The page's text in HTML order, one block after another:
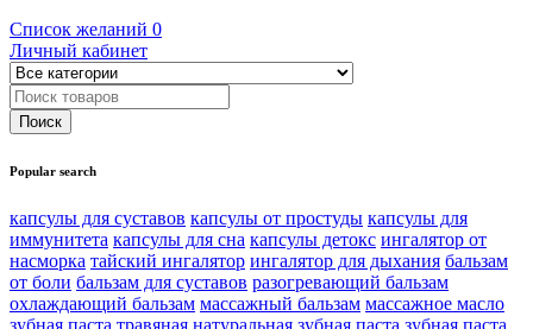
Список желаний 0
Личный кабинет
Popular search
капсулы для суставов капсулы от простуды капсулы для
иммунитета капсулы для сна капсулы детокс ингалятор от
насморка тайский ингалятор ингалятор для дыхания бальзам
от боли бальзам для суставов разогревающий бальзам
охлаждающий бальзам массажный бальзам массажное масло
зубная паста травяная натуральная зубная паста зубная паста